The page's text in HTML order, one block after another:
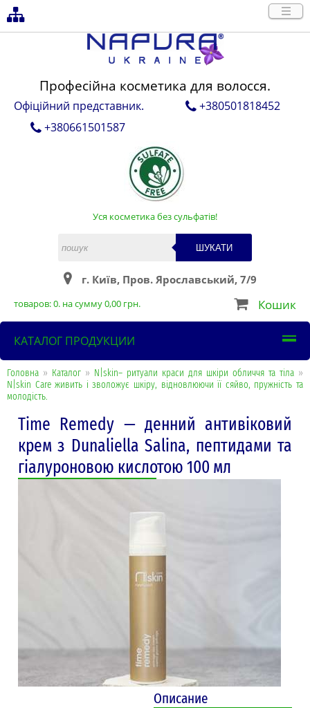
Професійна косметика для волосся.
Офіційний представник.
+380501818452
+380661501587
Уся косметика без сульфатів!
ШУКАТИ
г. Київ, Пров. Ярославський, 7/9
товаров:0. на сумму0,00 грн. Кошик
КАТАЛОГ ПРОДУКЦИИ
Головна » Каталог » N|skin– ритуали краси для шкіри обличчя та тіла »
N|skin Care живить і зволожує шкіру, відновлюючи її сяйво, пружність та
молодість.
Time Remedy — денний антивіковий
крем з Dunaliella Salina, пептидами та
гіалуроновою кислотою 100 мл
Описание